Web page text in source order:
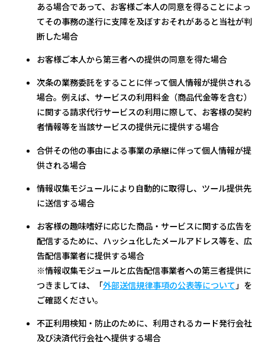
ある場合であって、お客様ご本人の同意を得ることによっ
てその事務の遂行に支障を及ぼすおそれがあると当社が判
断した場合
お客様ご本人から第三者への提供の同意を得た場合
次条の業務委託をすることに伴って個人情報が提供される
場合。例えば、サービスの利用料金（商品代金等を含む）
に関する請求代行サービスの利用に際して、お客様の契約
者情報等を当該サービスの提供元に提供する場合
合併その他の事由による事業の承継に伴って個人情報が提
供される場合
情報収集モジュールにより自動的に取得し、ツール提供先
に送信する場合
お客様の趣味嗜好に応じた商品・サービスに関する広告を
配信するために、ハッシュ化したメールアドレス等を、広
告配信事業者に提供する場合
※情報収集モジュールと広告配信事業者への第三者提供に
つきましては、「外部送信規律事項の公表等について 」を
ご確認ください。
不正利用検知・防止のために、利用されるカード発行会社
及び決済代行会社へ提供する場合